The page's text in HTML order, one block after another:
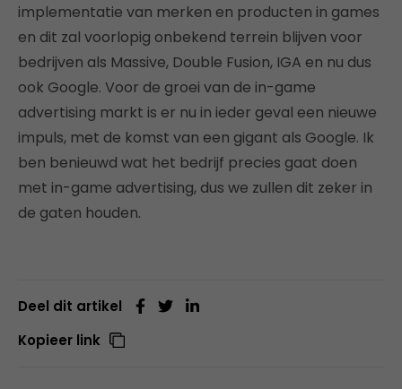
implementatie van merken en producten in games
en dit zal voorlopig onbekend terrein blijven voor
bedrijven als Massive, Double Fusion, IGA en nu dus
ook Google. Voor de groei van de in-game
advertising markt is er nu in ieder geval een nieuwe
impuls, met de komst van een gigant als Google. Ik
ben benieuwd wat het bedrijf precies gaat doen
met in-game advertising, dus we zullen dit zeker in
de gaten houden.
Deel dit artikel
Kopieer link